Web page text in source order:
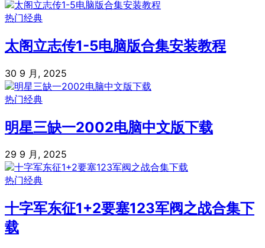
热门经典
太阁立志传1-5电脑版合集安装教程
30 9 月, 2025
热门经典
明星三缺一2002电脑中文版下载
29 9 月, 2025
热门经典
十字军东征1+2要塞123军阀之战合集下
载